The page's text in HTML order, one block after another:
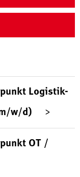
Logistik-
w/d)
OT /